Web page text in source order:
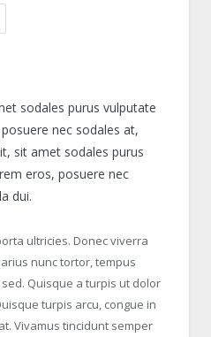
sodales purus vulputate
nec sodales at,
sit amet sodales purus
eros, posuere nec
dui.
ultricies. Donec viverra
nunc tortor, tempus
Quisque a turpis ut dolor
turpis arcu, congue in
Vivamus tincidunt semper